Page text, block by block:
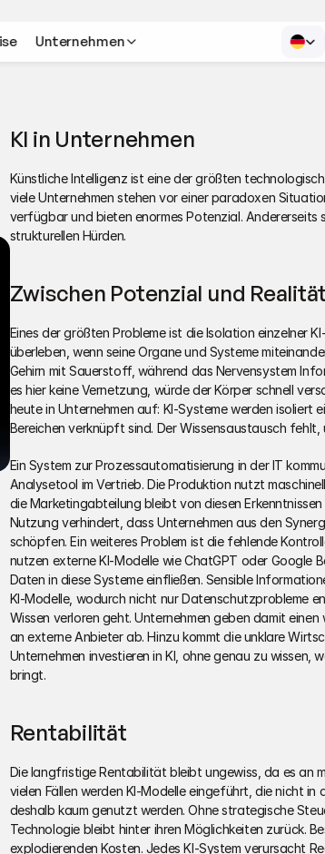
KI in Unternehmen
Künstliche Intelligenz ist eine der größten
viele Unternehmen stehen vor einer paradoxen
verfügbar und bieten enormes Potenzial.
strukturellen Hürden.
Zwischen Potenzial und Realität
Eines der größten Probleme ist die Isolation einzelner
überleben, wenn seine Organe und Systeme
Gehirn mit Sauerstoff, während das Nervensystem
es hier keine Vernetzung, würde der Körper schnell
heute in Unternehmen auf: KI-Systeme werden isoliert
Bereichen verknüpft sind. Der Wissensaustausch
Ein System zur Prozessautomatisierung in der IT
Analysetool im Vertrieb. Die Produktion nutzt
die Marketingabteilung bleibt von diesen
Nutzung verhindert, dass Unternehmen aus den
schöpfen. Ein weiteres Problem ist die fehlende
nutzen externe KI-Modelle wie ChatGPT oder Google
Daten in diese Systeme einfließen. Sensible
KI-Modelle, wodurch nicht nur Datenschutzprobleme
Wissen verloren geht. Unternehmen geben damit
an externe Anbieter ab. Hinzu kommt die unklare
Unternehmen investieren in KI, ohne genau zu wissen,
bringt.
Rentabilität
Die langfristige Rentabilität bleibt ungewiss, da es an
vielen Fällen werden KI-Modelle eingeführt, die nicht
deshalb kaum genutzt werden. Ohne strategische
Technologie bleibt hinter ihren Möglichkeiten zurück.
explodierenden Kosten. Jedes KI-System verursacht
Unternehmen